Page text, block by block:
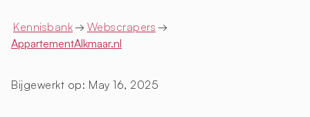
Kennisbank → Webscrapers →
AppartementAlkmaar.nl
Bijgewerkt op: May 16, 2025